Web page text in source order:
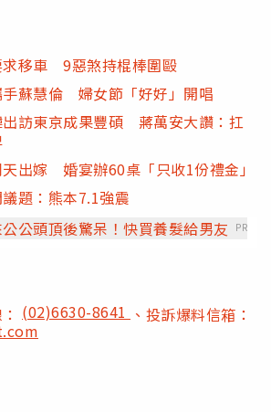
求移車 9惡煞持棍棒圍毆
手蘇慧倫 婦女節「好好」開唱
出訪東京成果豐碩 蔣萬安大讚：扛
出嫁 婚宴辦60桌「只收1份禮金」
題：熊本7.1強震
公頭頂後驚呆！快買養髮給男友
PR
(02)6630-8641 、投訴爆料信箱：